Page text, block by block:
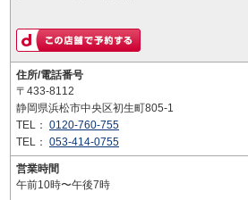
住所/電話番号
〒433-8112
静岡県浜松市中央区初生町805-1
TEL： 0120-760-755
TEL： 053-414-0755
営業時間
午前10時〜午後7時